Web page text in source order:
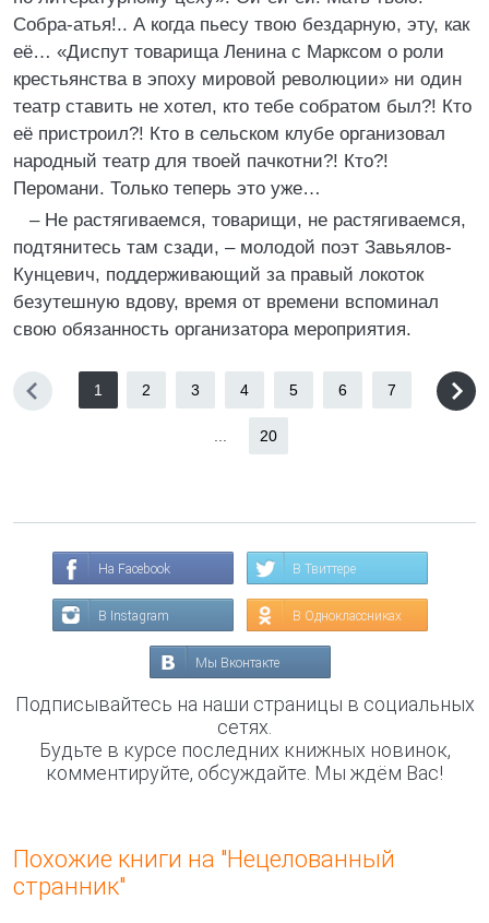
Собра-атья!.. А когда пьесу твою бездарную, эту, как
её… «Диспут товарища Ленина с Марксом о роли
крестьянства в эпоху мировой революции» ни один
театр ставить не хотел, кто тебе собратом был?! Кто
её пристроил?! Кто в сельском клубе организовал
народный театр для твоей пачкотни?! Кто?!
Перомани. Только теперь это уже…
– Не растягиваемся, товарищи, не растягиваемся,
подтянитесь там сзади, – молодой поэт Завьялов-
Кунцевич, поддерживающий за правый локоток
безутешную вдову, время от времени вспоминал
свою обязанность организатора мероприятия.
1 2 3 4 5 6 7
20
На Facebook В Твиттере
В Instagram В Одноклассниках
Мы Вконтакте
Подписывайтесь на наши страницы в социальных
сетях.
Будьте в курсе последних книжных новинок,
комментируйте, обсуждайте. Мы ждём Вас!
Похожие книги на "Нецелованный
странник"